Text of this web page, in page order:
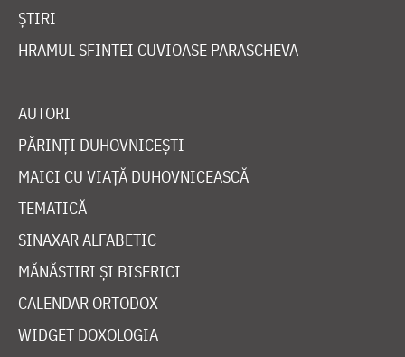
ȘTIRI
HRAMUL SFINTEI CUVIOASE PARASCHEVA
AUTORI
PĂRINȚI DUHOVNICEȘTI
MAICI CU VIAȚĂ DUHOVNICEASCĂ
TEMATICĂ
SINAXAR ALFABETIC
MĂNĂSTIRI ȘI BISERICI
CALENDAR ORTODOX
WIDGET DOXOLOGIA